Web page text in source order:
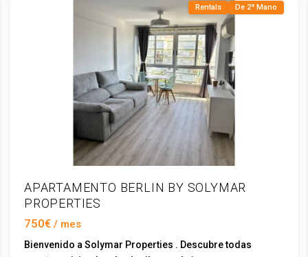
Rentals De 2ª Mano
APARTAMENTO BERLIN BY SOLYMAR
PROPERTIES
750€
Bienvenido a Solymar Properties . Descubre todas